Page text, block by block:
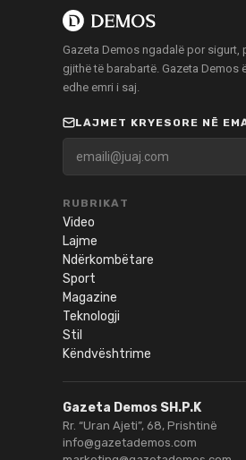
Gazeta Demos ngadalë por
gjithë të barabartë. Gazeta Demos
edhe emri i saj.
LAJMET KRYESORE NË
RUBRIKAT
Video
Lajme
Ndërkombëtare
Sport
Magazine
Teknologji
Stil
Këndvështrime
Gazeta Demos SH.P.K
Rr. “Uran Ajeti”, 68, Prishtinë
info@gazetademos.com